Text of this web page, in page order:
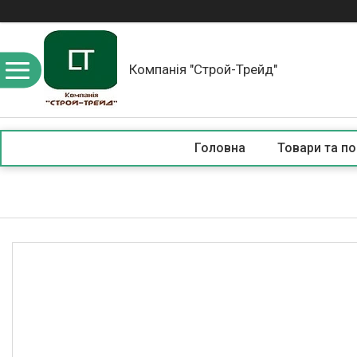
Компанія "Строй-Трейд"
Головна Товари та